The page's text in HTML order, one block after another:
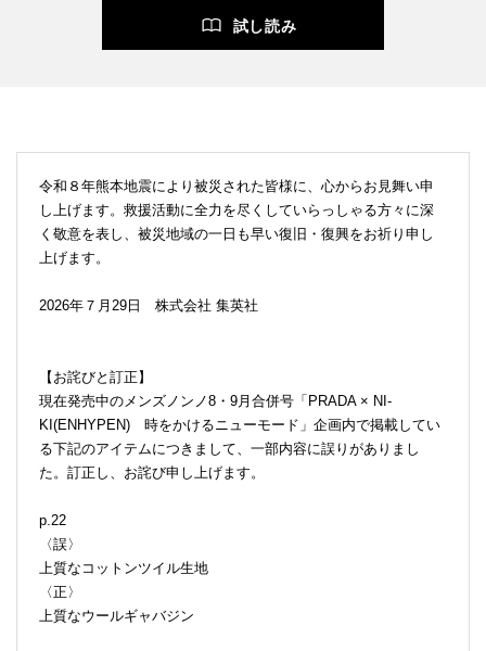
試し読み
令和８年熊本地震により被災された皆様に、心からお見舞い申
し上げます。救援活動に全力を尽くしていらっしゃる方々に深
く敬意を表し、被災地域の一日も早い復旧・復興をお祈り申し
上げます。
2026年７月29日 株式会社 集英社
【お詫びと訂正】
現在発売中のメンズノンノ8・9月合併号「PRADA × NI-
KI(ENHYPEN) 時をかけるニューモード」企画内で掲載してい
る下記のアイテムにつきまして、一部内容に誤りがありまし
た。訂正し、お詫び申し上げます。
p.22
〈誤〉
上質なコットンツイル生地
〈正〉
上質なウールギャバジン